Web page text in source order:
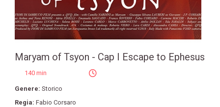
Maryam of Tsyon - Cap I Escape to Ephesus
140 min
Genere: Storico
Regia: Fabio Corsaro